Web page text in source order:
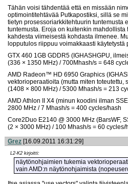
Tähän voisi tähdentää että en missään
optimointitehtävää Putkapostiksi, sillä se
tietyn prosessoriarkkitehtuurin tuntemusta
tuntemusta. Eroja on kuitenkin
kahdesta viimeisestä kohdasta ilmenee.
lopputulos riippuu voimakkaasti käytetystä
GTX 460 1GB GDDR5 (IGHASHGPU,
(336 × 1350 MHz) / 700Mhash/s = 648
AMD Radeon™ HD 6950 Graphics
vektorioperaatioita (mutta miten toteutettu,
(1408 × 800 MHz) / 5300 Mhash/s = 213
AMD Athlon II X4 (minun koodini ilman
2800 MHz / 7 Mhash/s = 400 cycles/hash
Core2Duo E2140 @ 3000 MHz (BarsWF,
(2 × 3000 MHz) / 100 Mhash/s = 60 cycles/
Grez [16.09.2011 16:31:29]
L2-K2 kirjoitti:
näytönohjaimien tukemia
vain AMD:n näytönohjaimista